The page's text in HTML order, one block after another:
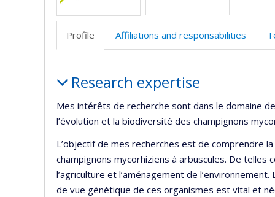
Profile Affiliations and responsabilities
Research expertise
Mes intérêts de recherche sont dans le domaine
l’évolution et la biodiversité des champignons
L’objectif de mes recherches est de comprendre
champignons mycorhiziens à arbuscules. De
l’agriculture et l’aménagement de
de vue génétique de ces organismes est vital et